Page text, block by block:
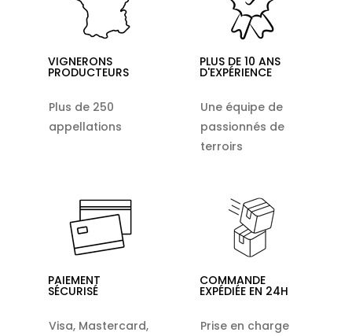
VIGNERONS
PRODUCTEURS
Plus de 250
appellations
PLUS DE 10 ANS
D'EXPÉRIENCE
Une équipe de
passionnés de
terroirs
PAIEMENT
SÉCURISÉ
Visa, Mastercard,
COMMANDE
EXPÉDIÉE EN 24H
Prise en charge